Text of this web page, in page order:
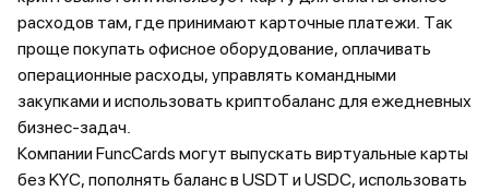
расходов там, где принимают карточные платежи. Так
проще покупать офисное оборудование, оплачивать
операционные расходы, управлять командными
закупками и использовать криптобаланс для ежедневных
бизнес-задач.
Компании FuncCards могут выпускать виртуальные карты
без KYC, пополнять баланс в USDT и USDC, использовать